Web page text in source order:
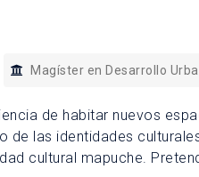
Magíster en Desarrollo
de habitar nuevos
las identidades
cultural mapuche.